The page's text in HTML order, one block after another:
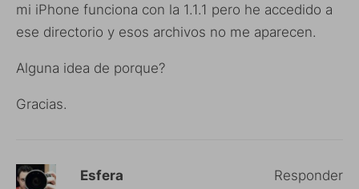
mi iPhone funciona con la 1.1.1 pero he accedido a
ese directorio y esos archivos no me aparecen.
Alguna idea de porque?
Gracias.
Esfera Responder